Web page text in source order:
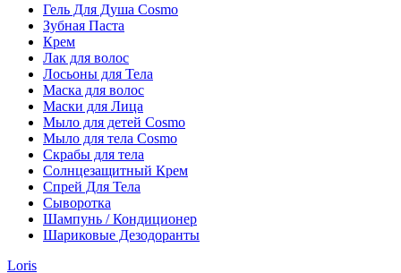
Гель Для Душа Cosmo
Зубная Паста
Крем
Лак для волос
Лосьоны для Тела
Маска для волос
Маски для Лица
Мыло для детей Cosmo
Мыло для тела Cosmo
Скрабы для тела
Солнцезащитный Крем
Спрей Для Тела
Сыворотка
Шампунь / Кондиционер
Шариковые Дезодоранты
Loris